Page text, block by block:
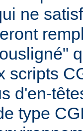
ne
scripts
d'en-
type